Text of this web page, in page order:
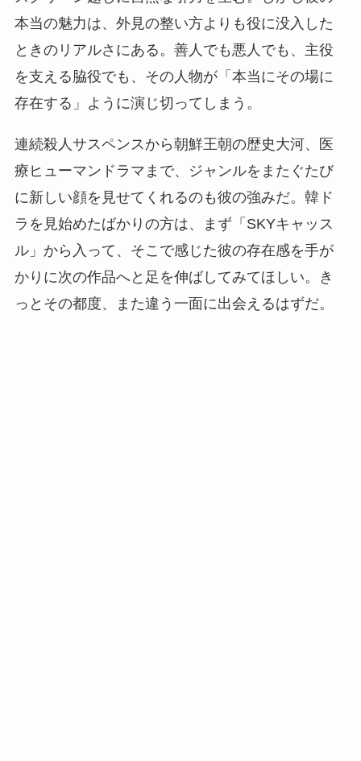
本当の魅力は、外見の整い方よりも役に没入した
ときのリアルさにある。善人でも悪人でも、主役
を支える脇役でも、その人物が「本当にその場に
存在する」ように演じ切ってしまう。
連続殺人サスペンスから朝鮮王朝の歴史大河、医
療ヒューマンドラマまで、ジャンルをまたぐたび
に新しい顔を見せてくれるのも彼の強みだ。韓ド
ラを見始めたばかりの方は、まず「SKYキャッス
ル」から入って、そこで感じた彼の存在感を手が
かりに次の作品へと足を伸ばしてみてほしい。き
っとその都度、また違う一面に出会えるはずだ。